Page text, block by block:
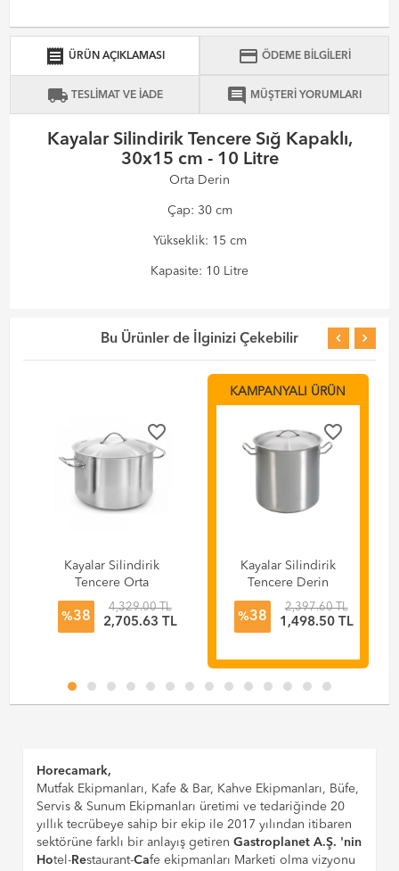
receipt ÜRÜN AÇIKLAMASI credit_card ÖDEME BİLGİLERİ
local_shipping TESLİMAT VE İADE comment MÜŞTERİ YORUMLARI
Kayalar Silindirik Tencere Sığ Kapaklı,
30x15 cm - 10 Litre
Orta Derin
Çap: 30 cm
Yükseklik: 15 cm
Kapasite: 10 Litre
Bu Ürünler de İlginizi Çekebilir
favorite_border
Kayalar Silindirik
Tencere Orta
Kapaklı, 30x20 cm
- 14 Litre
%38
4,329.00 TL
2,705.63 TL
KAMPANYALI ÜRÜN
favorite_border
Kayalar Silindirik
Tencere Derin
Kapaklı, 20x20 cm
- 6,1 Litre
%38
2,397.60 TL
1,498.50 TL
Horecamark,
Mutfak Ekipmanları, Kafe & Bar, Kahve Ekipmanları, Büfe,
Servis & Sunum Ekipmanları üretimi ve tedariğinde 20
yıllık tecrübeye sahip bir ekip ile 2017 yılından itibaren
sektörüne farklı bir anlayış getirenGastroplanet A.Ş. 'nin
Hotel-Restaurant-Cafe ekipmanları Marketi olma vizyonu